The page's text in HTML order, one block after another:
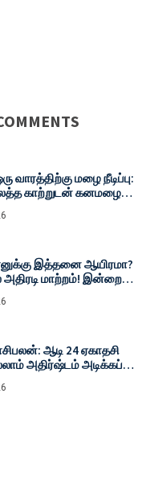
வாரத்திற்கு மழை நீடிப்பு:
காற்றுடன் கனமழை
வானிலை நிலவரம்!
இத்தனை ஆயிரமா?
மாற்றம்! இன்றைய
ஆடி 24 ஏகாதசி
அதிர்ஷ்டம் அடிக்கப்